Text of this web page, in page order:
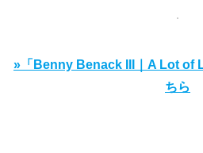
»「Benny Benack III｜A Lot of
ちら